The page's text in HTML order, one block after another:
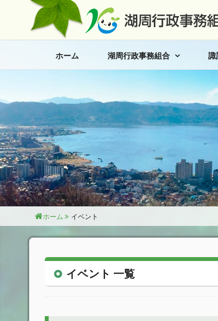
ホーム 湖周行政事務組合 諏
ホーム イベント
イベント 一覧